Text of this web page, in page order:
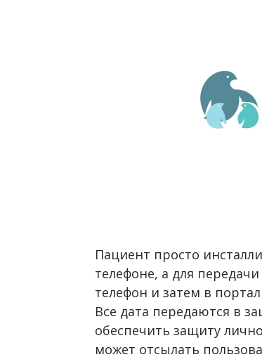
Пациент просто
телефоне, а для
телефон и затем в
Все дата передаются в
обеспечить защиту
может отсылать